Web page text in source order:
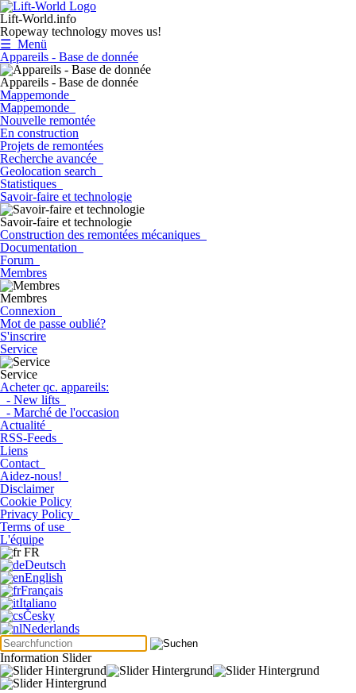
Lift-World.info
Ropeway technology moves us!
☰ Menü
Appareils - Base de donnée
Appareils - Base de donnée
Mappemonde
Mappemonde
Nouvelle remontée
En construction
Projets de remontées
Recherche avancée
Geolocation search
Statistiques
Savoir-faire et technologie
Savoir-faire et technologie
Construction des remontées mécaniques
Documentation
Forum
Membres
Membres
Connexion
Mot de passe oublié?
S'inscrire
Service
Service
Acheter qc. appareils:
- New lifts
- Marché de l'occasion
Actualité
RSS-Feeds
Liens
Contact
Aidez-nous!
Disclaimer
Cookie Policy
Privacy Policy
Terms of use
L'équipe
FR
Deutsch
English
Français
Italiano
Česky
Nederlands
Information Slider